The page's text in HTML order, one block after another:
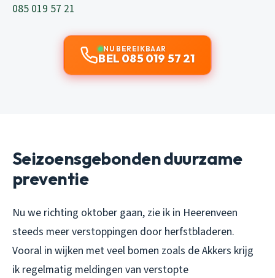
085 019 57 21
NU BEREIKBAAR
BEL 085 019 57 21
Seizoensgebonden duurzame
preventie
Nu we richting oktober gaan, zie ik in Heerenveen
steeds meer verstoppingen door herfstbladeren.
Vooral in wijken met veel bomen zoals de Akkers krijg
ik regelmatig meldingen van verstopte